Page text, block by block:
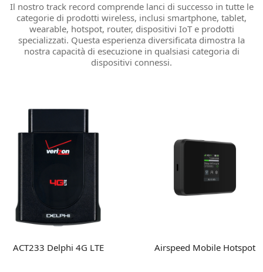
Il nostro track record comprende lanci di successo in tutte le
categorie di prodotti wireless, inclusi smartphone, tablet,
wearable, hotspot, router, dispositivi IoT e prodotti
specializzati. Questa esperienza diversificata dimostra la
nostra capacità di esecuzione in qualsiasi categoria di
dispositivi connessi.
ACT233 Delphi 4G LTE Airspeed Mobile Hotspot